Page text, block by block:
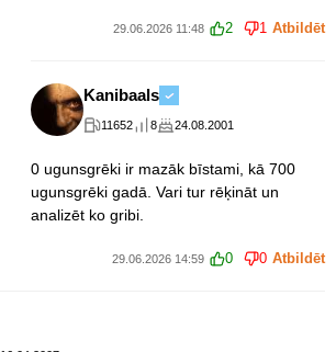
29.06.2026 11:48 2 1 Atbildēt
Kanibaals
11652 8 24.08.2001
0 ugunsgrēki ir mazāk bīstami, kā 700
ugunsgrēki gadā. Vari tur rēķināt un
analizēt ko gribi.
29.06.2026 14:59 0 0 Atbildēt